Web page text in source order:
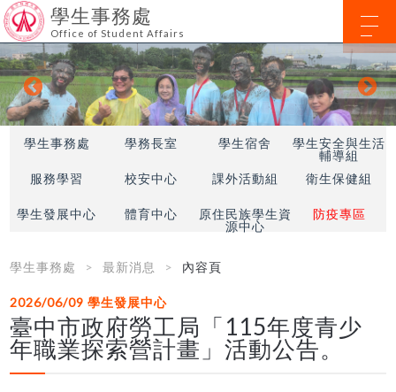
學生事務處
Office of Student Affairs
學生事務處 學務長室 學生宿舍
學生安全與生活
輔導組
服務學習
校安中心 課外活動組 衛生保健組
學生發展中心 體育中心
原住民族學生資
源中心
防疫專區
學生事務處 最新消息 內容頁
2026/06/09學生發展中心
臺中市政府勞工局「115年度青少
年職業探索營計畫」活動公告。